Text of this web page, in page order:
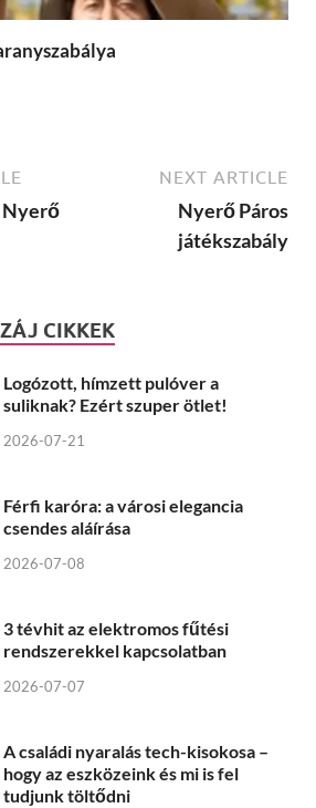
Nyerő
NEXT ARTICLE
Nyerő Páros
játékszabály
CIKKEK
Logózott, hímzett pulóver a
suliknak? Ezért szuper ötlet!
2026-07-21
Férfi karóra: a városi elegancia
csendes aláírása
2026-07-08
3 tévhit az elektromos fűtési
rendszerekkel kapcsolatban
2026-07-07
A családi nyaralás tech-kisokosa –
hogy az eszközeink és mi is fel
tudjunk töltődni